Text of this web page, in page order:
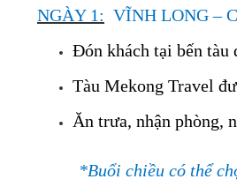
NGÀY 1: VĨNH LONG –
Đón khách tại bến tàu
Tàu Mekong Travel
Ăn trưa, nhận phòng,
*Buổi chiều có thể